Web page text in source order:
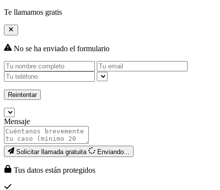
Te llamamos gratis
No se ha enviado el formulario
Reintentar
Mensaje
Solicitar llamada gratuita Enviando...
Tus datos están protegidos